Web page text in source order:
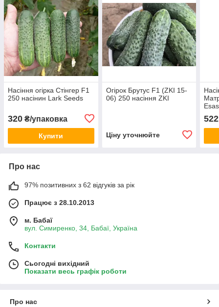
Насіння огірка Стінгер F1
250 насінин Lark Seeds
320 ₴/упаковка
Купити
Огірок Брутус F1 (ZKI 15-
06) 250 насіння ZKI
Ціну уточнюйте
522
Про нас
97% позитивних з 62 відгуків за рік
Працює з 28.10.2013
м. Бабаї
вул. Симиренко, 34, Бабаї, Україна
Контакти
Сьогодні вихідний
Показати весь графік роботи
Про нас